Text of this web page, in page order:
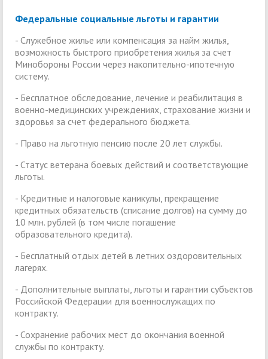
Федеральные социальные льготы и гарантии
- Служебное жилье или компенсация за найм жилья,
возможность быстрого приобретения жилья за счет
Минобороны России через накопительно-ипотечную
систему.
- Бесплатное обследование, лечение и реабилитация в
военно-медицинских учреждениях, страхование жизни и
здоровья за счет федерального бюджета.
- Право на льготную пенсию после 20 лет службы.
- Статус ветерана боевых действий и соответствующие
льготы.
- Кредитные и налоговые каникулы, прекращение
кредитных обязательств (списание долгов) на сумму до
10 млн. рублей (в том числе погашение
образовательного кредита).
- Бесплатный отдых детей в летних оздоровительных
лагерях.
- Дополнительные выплаты, льготы и гарантии субъектов
Российской Федерации для военнослужащих по
контракту.
- Сохранение рабочих мест до окончания военной
службы по контракту.